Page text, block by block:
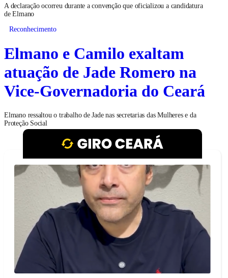
A declaração ocorreu durante a convenção que oficializou a candidatura
de Elmano
Reconhecimento
Elmano e Camilo exaltam
atuação de Jade Romero na
Vice-Governadoria do Ceará
Elmano ressaltou o trabalho de Jade nas secretarias das Mulheres e da
Proteção Social